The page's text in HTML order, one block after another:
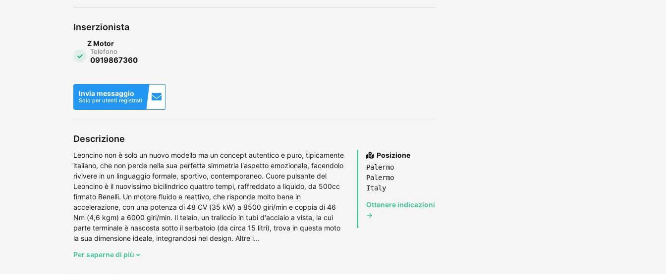
Inserzionista
Z Motor
Telefono
0919867360
Invia messaggio
Solo per utenti registrati
Descrizione
Leoncino non è solo un nuovo modello ma un concept autentico e puro, tipicamente
italiano, che non perde nella sua perfetta simmetria l'aspetto emozionale, facendolo
rivivere in un linguaggio formale, sportivo, contemporaneo. Cuore pulsante del
Leoncino è il nuovissimo bicilindrico quattro tempi, raffreddato a liquido, da 500cc
firmato Benelli. Un motore fluido e reattivo, che risponde molto bene in
accelerazione, con una potenza di 48 CV (35 kW) a 8500 giri/min e coppia di 46
Nm (4,6 kgm) a 6000 giri/min. Il telaio, un traliccio in tubi d'acciaio a vista, la cui
parte terminale è nascosta sotto il serbatoio (da circa 15 litri), trova in questa moto
la sua dimensione ideale, integrandosi nel design. Altre i...
Per saperne di più
Posizione
Palermo
Palermo
Italy
Ottenere indicazioni
→